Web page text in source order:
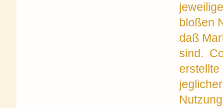
bloßen
daß
sind.
erstellte